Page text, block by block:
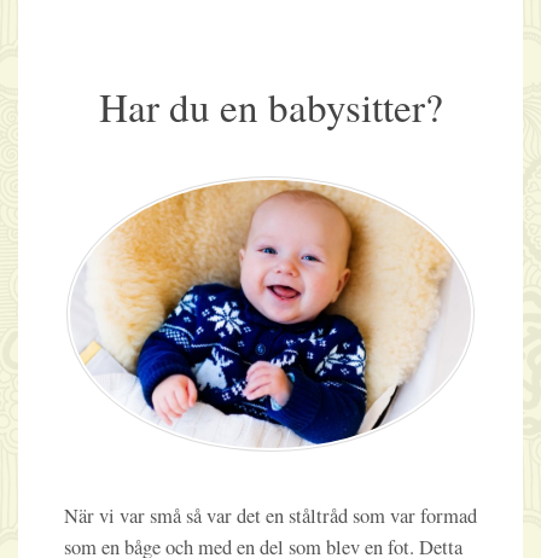
Har du en babysitter?
När vi var små så var det en ståltråd som var formad
som en båge och med en del som blev en fot. Detta